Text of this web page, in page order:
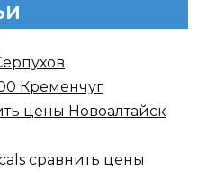
Кременчуг
цены Новоалтайск
сравнить цены